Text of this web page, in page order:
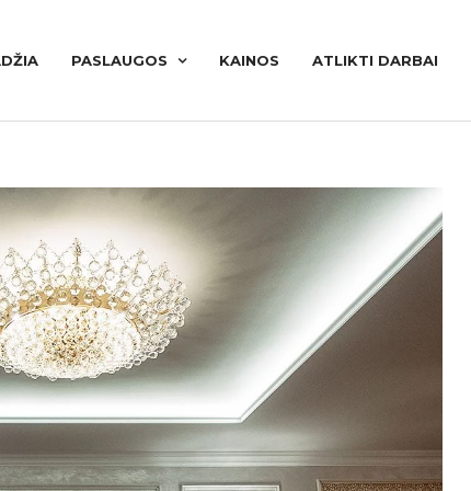
PASLAUGOS KAINOS ATLIKTI DARBAI